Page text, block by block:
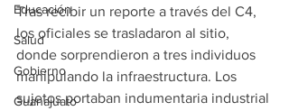
Educación
Salud
Gobierno
Guanajuato
Tras recibir un reporte a través del C4,
los oficiales se trasladaron al sitio,
donde sorprendieron a tres individuos
manipulando la infraestructura. Los
sujetos portaban indumentaria industrial